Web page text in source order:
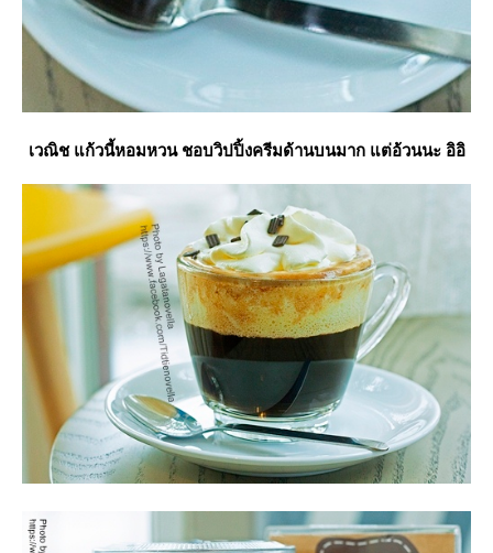
เวณิช แก้วนี้หอมหวน ชอบวิปปิ้งครีมด้านบนมาก แต่อ้วนนะ อิอิ